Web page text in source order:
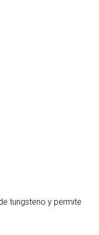
tungsteno y permite